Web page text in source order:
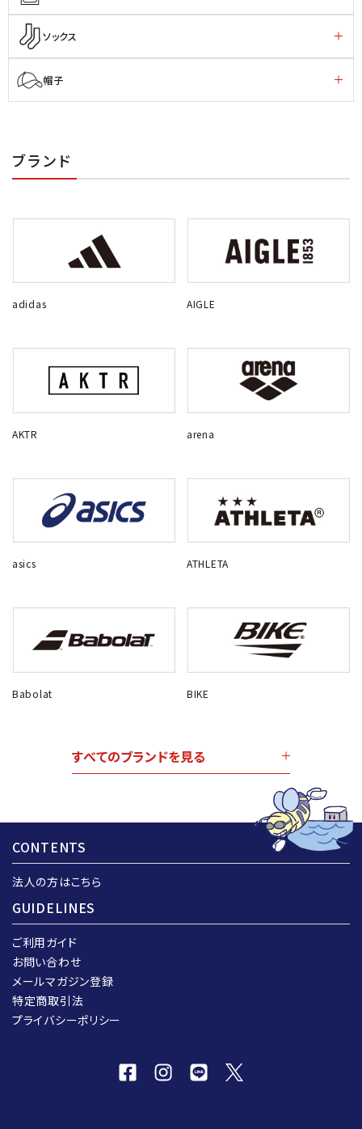
ソックス
帽子
ブランド
adidas AIGLE
AKTR arena
asics ATHLETA
Babolat BIKE
すべてのブランドを見る
CONTENTS
法人の方はこちら
GUIDELINES
ご利用ガイド
お問い合わせ
メールマガジン登録
特定商取引法
プライバシーポリシー